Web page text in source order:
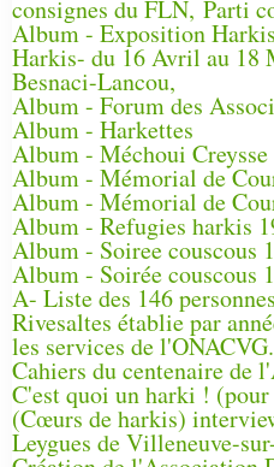
consignes du FLN, Parti
Album - Exposition
Harkis- du 16 Avril au 18
Besnaci-Lancou,
Album - Forum des
Album - Harkettes
Album - Méchoui
Album - Mémorial de
Album - Mémorial de
Album - Refugies harkis
Album - Soiree couscous
Album - Soirée couscous
A- Liste des 146
Rivesaltes établie par
les services de l'ONACVG.
Cahiers du centenaire de
C'est quoi un harki !
(Cœurs de harkis)
Leygues de Villeneuve-